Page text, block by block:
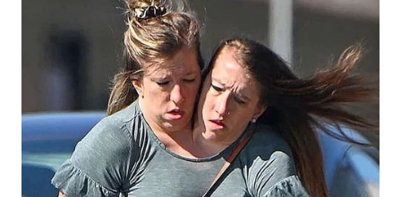
WN DELI
TEBING
TINGGI
WN